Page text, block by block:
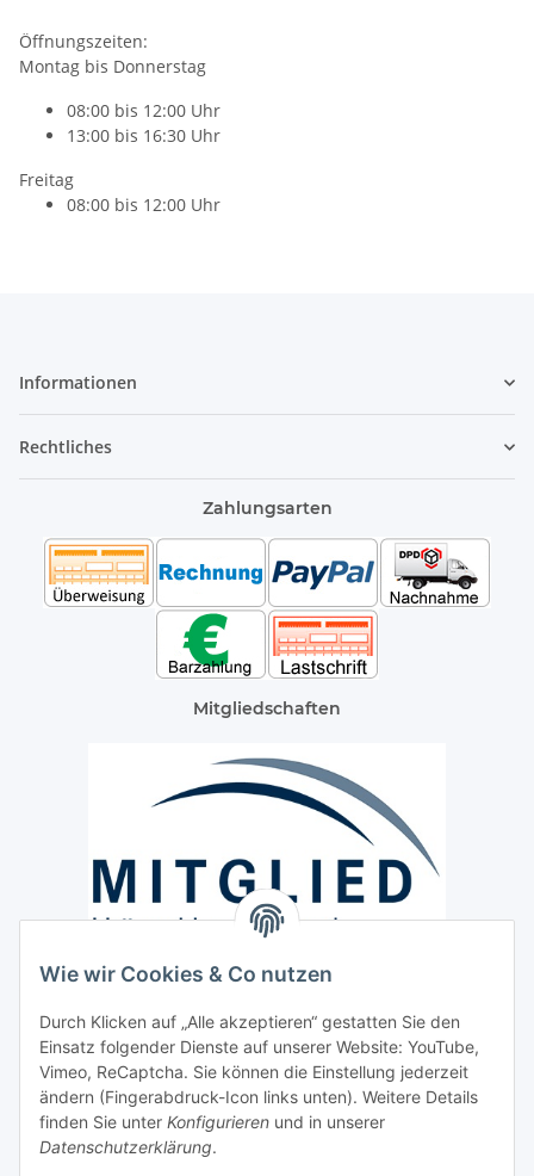
Wie wir Cookies & Co nutzen
Durch Klicken auf „Alle akzeptieren“ gestatten Sie den
Einsatz folgender Dienste auf unserer Website: YouTube,
Vimeo, ReCaptcha. Sie können die Einstellung jederzeit
ändern (Fingerabdruck-Icon links unten). Weitere Details
finden Sie unter Konfigurieren und in unserer
Datenschutzerklärung.
Öffnungszeiten:
Montag bis Donnerstag
08:00 bis 12:00 Uhr
13:00 bis 16:30 Uhr
Freitag
08:00 bis 12:00 Uhr
Informationen
Rechtliches
Zahlungsarten
Mitgliedschaften
Paketdienst und Spedition
Regionaler Lieferservice im Umkreis von ca. 60 Km
Sicherheit